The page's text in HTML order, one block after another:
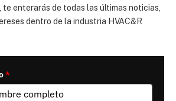
enterarás de todas las últimas noticias,
dentro de la industria HVAC&R
*